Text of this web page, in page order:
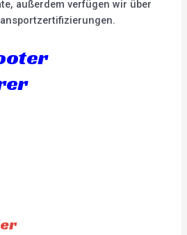
außerdem verfügen wir über